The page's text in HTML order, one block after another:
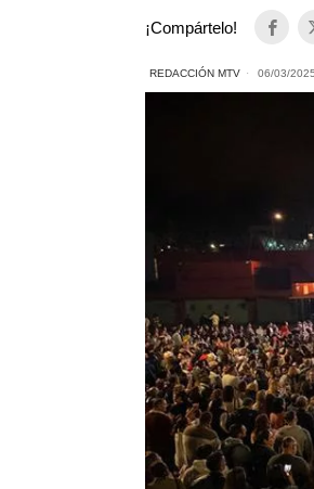
¡Compártelo!
REDACCIÓN MTV 06/03/2025